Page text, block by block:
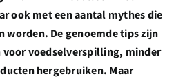
ook met een aantal mythes die
worden. De genoemde tips zijn
voor voedselverspilling, minder
hergebruiken. Maar